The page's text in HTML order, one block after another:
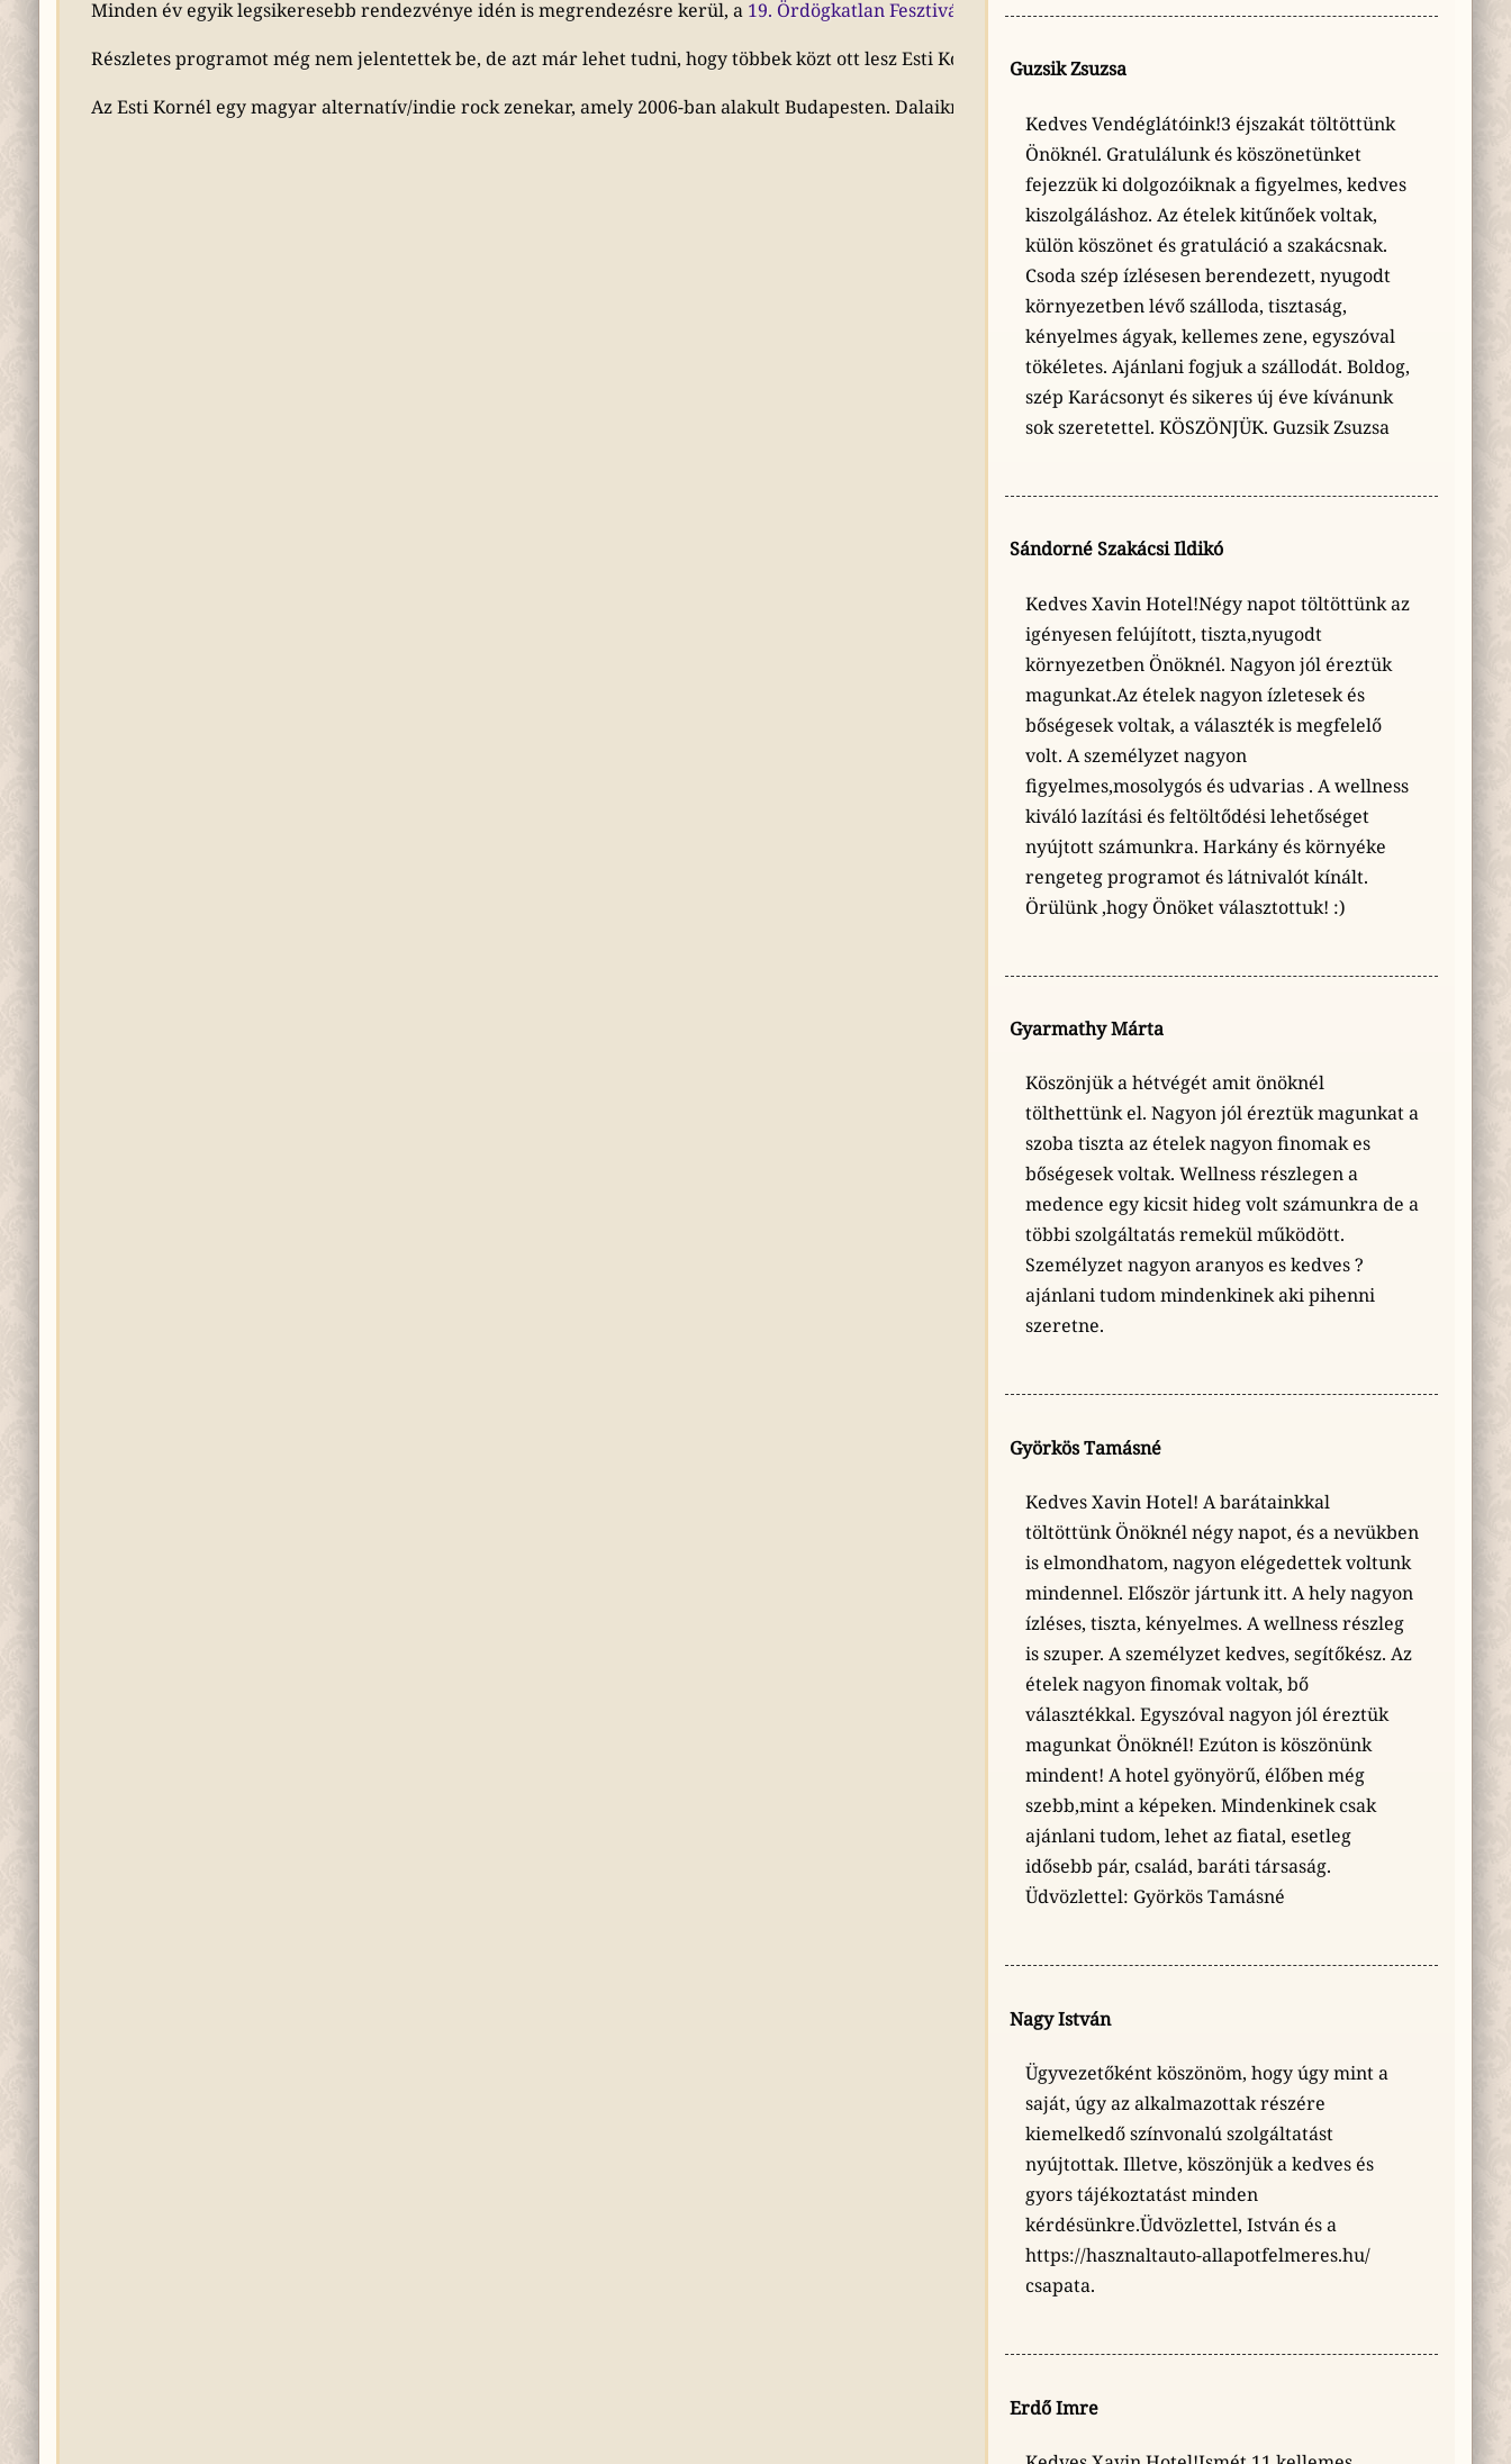
Minden év egyik legsikeresebb rendezvénye idén is megrendezésre kerül, a 19. Ördögkatlan Fesztivál
2026 augusztus 4-től augusztus 8-ig.
Részletes programot még nem jelentettek be, de azt már lehet tudni, hogy többek közt ott lesz Esti Kornél, 30Y, Analóg Balaton és még sokan mások.
Az Esti Kornél egy magyar alternatív/indie rock zenekar, amely 2006-ban alakult Budapesten. Dalaikra őszinte, személyes szövegek és lendületes, gitárközpontú
Guzsik Zsuzsa
Kedves Vendéglátóink!3 éjszakát töltöttünk
Önöknél. Gratulálunk és köszönetünket
fejezzük ki dolgozóiknak a figyelmes, kedves
kiszolgáláshoz. Az ételek kitűnőek voltak,
külön köszönet és gratuláció a szakácsnak.
Csoda szép ízlésesen berendezett, nyugodt
környezetben lévő szálloda, tisztaság,
kényelmes ágyak, kellemes zene, egyszóval
tökéletes. Ajánlani fogjuk a szállodát. Boldog,
szép Karácsonyt és sikeres új éve kívánunk
sok szeretettel. KÖSZÖNJÜK. Guzsik Zsuzsa
Sándorné Szakácsi Ildikó
Kedves Xavin Hotel!Négy napot töltöttünk az
igényesen felújított, tiszta,nyugodt
környezetben Önöknél. Nagyon jól éreztük
magunkat.Az ételek nagyon ízletesek és
bőségesek voltak, a választék is megfelelő
volt. A személyzet nagyon
figyelmes,mosolygós és udvarias . A wellness
kiváló lazítási és feltöltődési lehetőséget
nyújtott számunkra. Harkány és környéke
rengeteg programot és látnivalót kínált.
Örülünk ,hogy Önöket választottuk! :)
Gyarmathy Márta
Köszönjük a hétvégét amit önöknél
tölthettünk el. Nagyon jól éreztük magunkat a
szoba tiszta az ételek nagyon finomak es
bőségesek voltak. Wellness részlegen a
medence egy kicsit hideg volt számunkra de a
többi szolgáltatás remekül működött.
Személyzet nagyon aranyos es kedves ?
ajánlani tudom mindenkinek aki pihenni
szeretne.
Györkös Tamásné
Kedves Xavin Hotel! A barátainkkal
töltöttünk Önöknél négy napot, és a nevükben
is elmondhatom, nagyon elégedettek voltunk
mindennel. Először jártunk itt. A hely nagyon
ízléses, tiszta, kényelmes. A wellness részleg
is szuper. A személyzet kedves, segítőkész. Az
ételek nagyon finomak voltak, bő
választékkal. Egyszóval nagyon jól éreztük
magunkat Önöknél! Ezúton is köszönünk
mindent! A hotel gyönyörű, élőben még
szebb,mint a képeken. Mindenkinek csak
ajánlani tudom, lehet az fiatal, esetleg
idősebb pár, család, baráti társaság.
Üdvözlettel: Györkös Tamásné
Nagy István
Ügyvezetőként köszönöm, hogy úgy mint a
saját, úgy az alkalmazottak részére
kiemelkedő színvonalú szolgáltatást
nyújtottak. Illetve, köszönjük a kedves és
gyors tájékoztatást minden
kérdésünkre.Üdvözlettel, István és a
https://hasznaltauto-allapotfelmeres.hu/
csapata.
Erdő Imre